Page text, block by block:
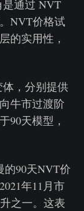
通过 NVT
NVT价格试
的实用性，
，分别提供
牛市过渡阶
90天模型，
90天NVT价
年11月市
之一。这表